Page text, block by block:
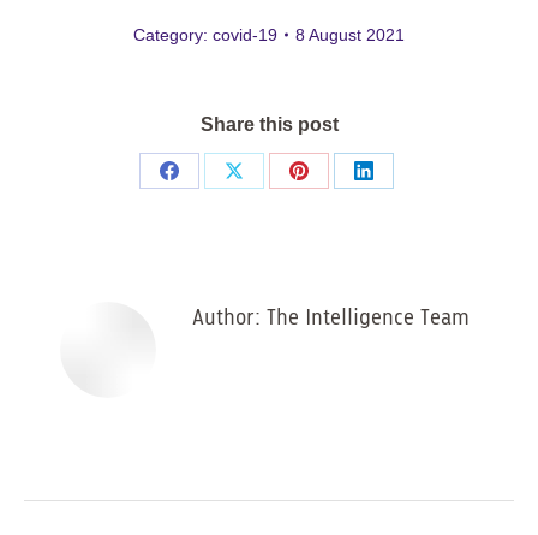
Category: covid-19 8 August 2021
Share this post
Share
Share
Share
Share
Author: The Intelligence Team